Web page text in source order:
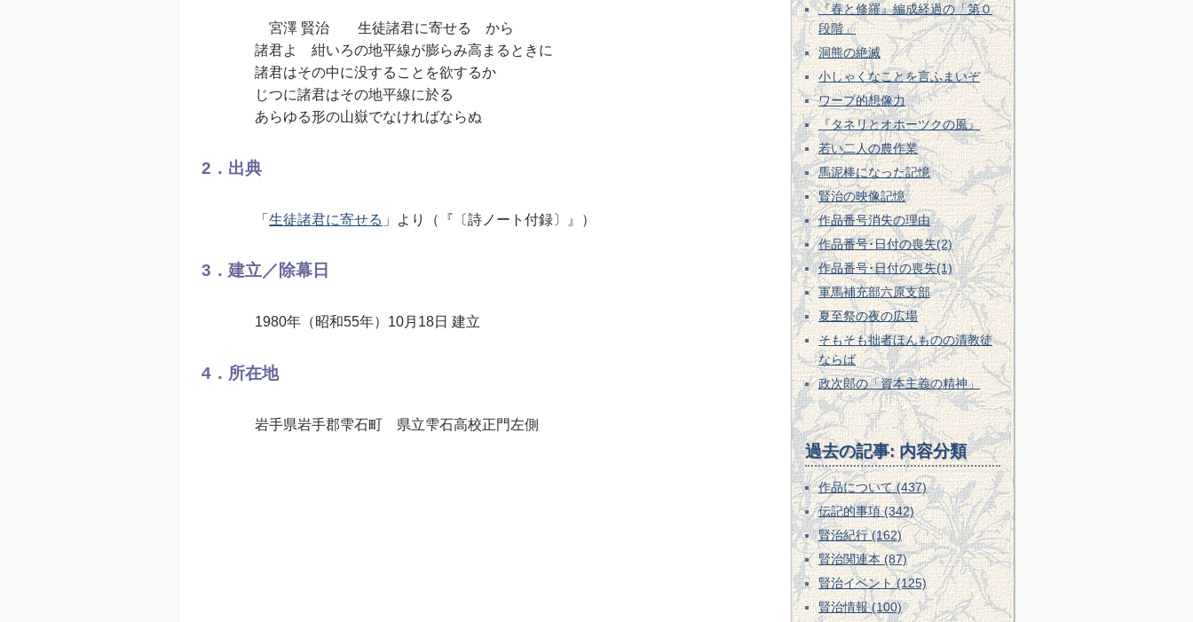
宮澤 賢治 生徒諸君に寄せる から
諸君よ 紺いろの地平線が膨らみ高まるときに
諸君はその中に没することを欲するか
じつに諸君はその地平線に於る
あらゆる形の山嶽でなければならぬ
2．出典
「 生徒諸君に寄せる 」より（『〔詩ノート付録〕』）
3．建立／除幕日
1980年（昭和55年）10月18日 建立
4．所在地
岩手県岩手郡雫石町 県立雫石高校正門左側
『春と修羅』編成経過の「第０
段階」
洞熊の絶滅
小しゃくなことを言ふまいぞ
ワープ的想像力
『タネリとオホーツクの風』
若い二人の農作業
馬泥棒になった記憶
賢治の映像記憶
作品番号消失の理由
作品番号･日付の喪失(2)
作品番号･日付の喪失(1)
軍馬補充部六原支部
夏至祭の夜の広場
そもそも拙者ほんものの清教徒
ならば
政次郎の「資本主義の精神」
過去の記事: 内容分類
作品について (437)
伝記的事項 (342)
賢治紀行 (162)
賢治関連本 (87)
賢治イベント (125)
賢治情報 (100)